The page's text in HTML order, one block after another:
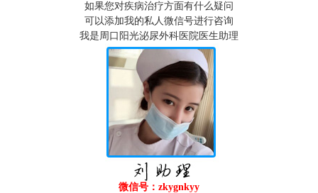
如果您对疾病治疗方面有什么疑问
可以添加我的私人微信号进行咨询
我是周口阳光泌尿外科医院医生助理
微信号：zkygnkyy